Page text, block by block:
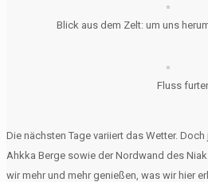
Blick aus dem Zelt: um uns
Fluss
Die nächsten Tage variiert das Wetter.
Ahkka Berge sowie der Nordwand des
wir mehr und mehr genießen, was wir hier